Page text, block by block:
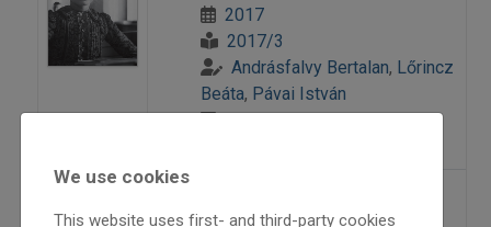
2017
2017/3
Andrásfalvy Bertalan, Lőrincz
Beáta, Pávai István
Szenik Ilona 85 éves
We use cookies
This website uses first- and third-party cookies